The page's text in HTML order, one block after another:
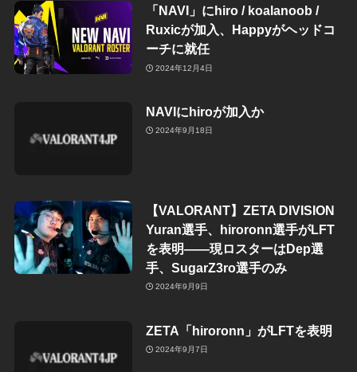
「NAVI」にhiro / koalanoob /
Ruxicが加入、Happyがヘッドコ
ーチに就任
2024年12月4日
NAVIにhiroが加入か
2024年9月18日
【VALORANT】ZETA DIVISION
Yuran選手、hiroronn選手がLFT
を表明——現ロスターはDep選
手、SugarZ3ro選手のみ
2024年9月9日
ZETA「hiroronn」がLFTを表明
2024年9月7日